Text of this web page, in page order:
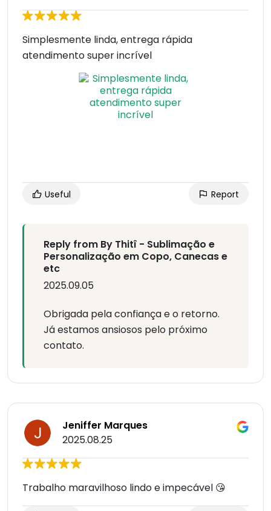
Simplesmente linda, entrega rápida
atendimento super incrível
Useful Report
Reply from By Thitî - Sublimação e
Personalização em Copo, Canecas e
etc
2025.09.05
Obrigada pela confiança e o retorno.
Já estamos ansiosos pelo próximo
contato.
Jeniffer Marques
2025.08.25
Trabalho maravilhoso lindo e impecável 😘